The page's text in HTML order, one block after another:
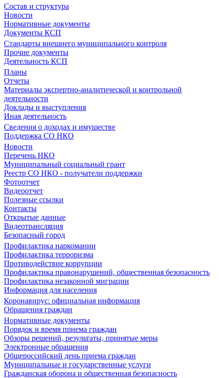
Состав и структура
Новости
Нормативные документы
Документы КСП
Стандарты внешнего муниципального контроля
Прочие документы
Деятельность КСП
Планы
Отчеты
Материалы экспертно-аналитической и контрольной
деятельности
Доклады и выступления
Иная деятельность
Сведения о доходах и имуществе
Поддержка СО НКО
Новости
Перечень НКО
Муниципальный социальный грант
Реестр СО НКО - получатели поддержки
Фотоотчет
Видеоотчет
Полезные ссылки
Контакты
Открытые данные
Видеотрансляция
Безопасный город
Профилактика наркомании
Профилактика терроризма
Противодействие коррупции
Профилактика правонарушений, общественная безопасность
Профилактика незаконной миграции
Информация для населения
Коронавирус: официальная информация
Обращения граждан
Нормативные документы
Порядок и время приема граждан
Обзоры решений, результаты, принятые меры
Электронные обращения
Общероссийский день приема граждан
Муниципальные и государственные услуги
Гражданская оборона и общественная безопасность